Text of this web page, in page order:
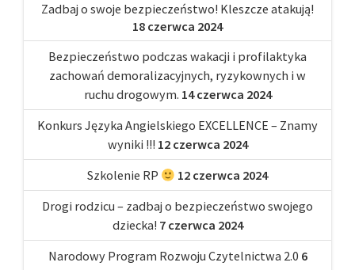
Zadbaj o swoje bezpieczeństwo! Kleszcze atakują!
18 czerwca 2024
Bezpieczeństwo podczas wakacji i profilaktyka
zachowań demoralizacyjnych, ryzykownych i w
ruchu drogowym. 14 czerwca 2024
Konkurs Języka Angielskiego EXCELLENCE – Znamy
wyniki !!! 12 czerwca 2024
Szkolenie RP
12 czerwca 2024
Drogi rodzicu – zadbaj o bezpieczeństwo swojego
dziecka! 7 czerwca 2024
Narodowy Program Rozwoju Czytelnictwa 2.0 6